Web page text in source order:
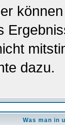
dazu.
Was man in